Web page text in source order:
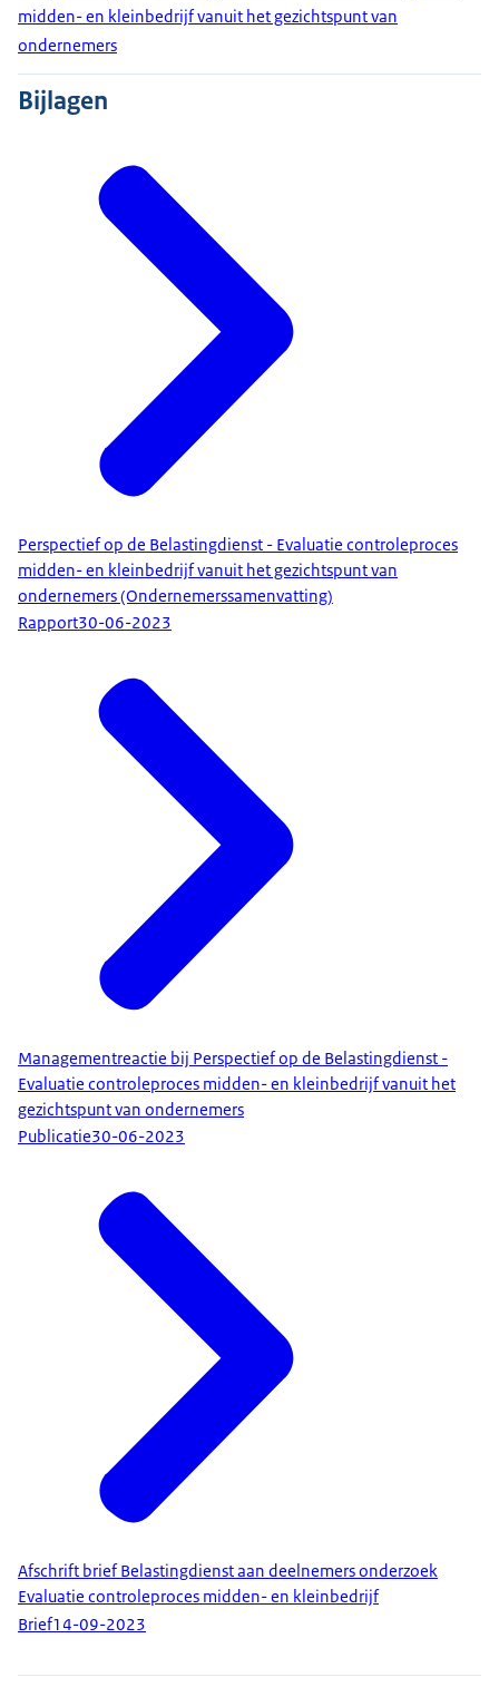
midden- en kleinbedrijf vanuit het gezichtspunt van
ondernemers
Bijlagen
Perspectief op de Belastingdienst - Evaluatie controleproces
midden- en kleinbedrijf vanuit het gezichtspunt van
ondernemers (Ondernemerssamenvatting)
Rapport30-06-2023
Managementreactie bij Perspectief op de Belastingdienst -
Evaluatie controleproces midden- en kleinbedrijf vanuit het
gezichtspunt van ondernemers
Publicatie30-06-2023
Afschrift brief Belastingdienst aan deelnemers onderzoek
Evaluatie controleproces midden- en kleinbedrijf
Brief14-09-2023